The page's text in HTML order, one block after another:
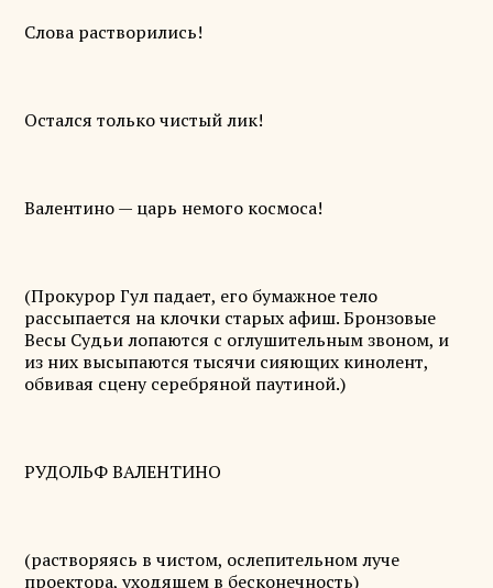
Слова растворились!
Остался только чистый лик!
Валентино — царь немого космоса!
(Прокурор Гул падает, его бумажное тело
рассыпается на клочки старых афиш. Бронзовые
Весы Судьи лопаются с оглушительным звоном, и
из них высыпаются тысячи сияющих кинолент,
обвивая сцену серебряной паутиной.)
РУДОЛЬФ ВАЛЕНТИНО
(растворяясь в чистом, ослепительном луче
проектора, уходящем в бесконечность)